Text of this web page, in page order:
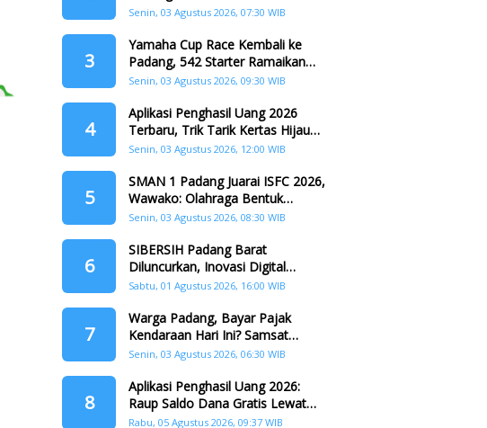
Padang
Senin, 03 Agustus 2026, 07:30 WIB
3
Yamaha Cup Race Kembali ke
Padang, 542 Starter Ramaikan
Seri II HJK ke-357
Senin, 03 Agustus 2026, 09:30 WIB
4
Aplikasi Penghasil Uang 2026
Terbaru, Trik Tarik Kertas Hijau
Crazy Food Tanpa Penggandaan
Senin, 03 Agustus 2026, 12:00 WIB
5
SMAN 1 Padang Juarai ISFC 2026,
Wawako: Olahraga Bentuk
Karakter Generasi Muda
Senin, 03 Agustus 2026, 08:30 WIB
6
SIBERSIH Padang Barat
Diluncurkan, Inovasi Digital
Perkuat Kolaborasi Warga dan
Sabtu, 01 Agustus 2026, 16:00 WIB
7
Warga Padang, Bayar Pajak
Kendaraan Hari Ini? Samsat
Keliling Hadir di Padang Barat dan
Senin, 03 Agustus 2026, 06:30 WIB
8
Aplikasi Penghasil Uang 2026:
Raup Saldo Dana Gratis Lewat
Nonton Drama, Ini Caranya!
Rabu, 05 Agustus 2026, 09:37 WIB